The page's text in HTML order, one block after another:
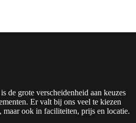
de grote verscheidenheid aan keuzes
Er valt bij ons veel te kiezen
ook in faciliteiten, prijs en locatie.